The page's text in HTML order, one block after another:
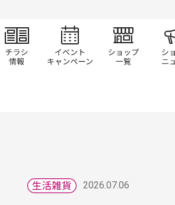
チラシ情報 イベント/キャンペ
ショ
2026.07.06